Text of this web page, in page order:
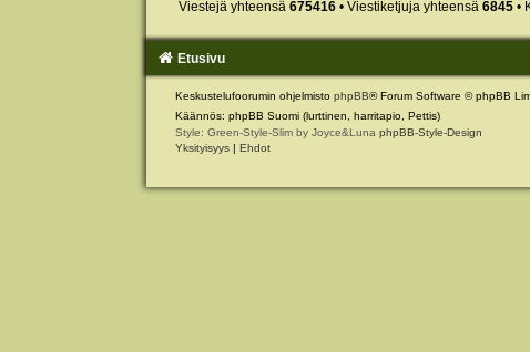
Viestejä yhteensä 675416• Viestiketjuja yhteensä 6845•
Etusivu
Keskustelufoorumin ohjelmisto phpBB® Forum Software © phpBB
Käännös: phpBB Suomi (lurttinen, harritapio, Pettis)
Style: Green-Style-Slim by Joyce&Luna phpBB-Style-Design
Yksityisyys | Ehdot